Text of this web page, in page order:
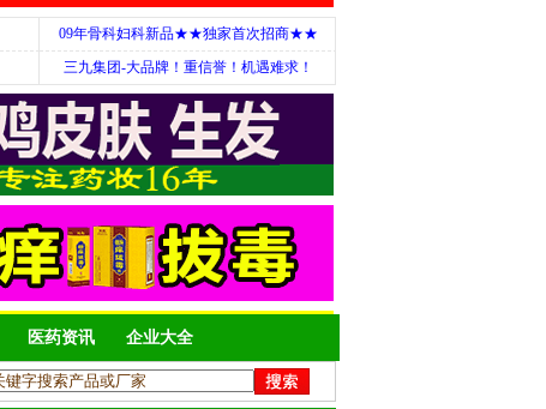
09年骨科妇科新品★★独家首次招商★★
三九集团-大品牌！重信誉！机遇难求！
医药资讯 企业大全